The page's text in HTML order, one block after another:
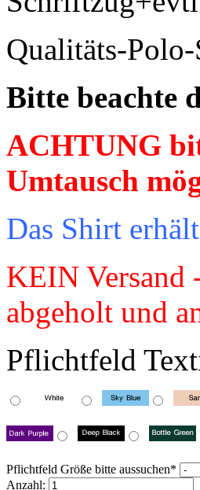
Qualitäts-
Bitte beachte
ACHTUNG
Umtausch
Das Shirt
KEIN Versand
abgeholt und
Pflichtfeld
Pflichtfeld Größe bitte aussuchen*
Anzahl: